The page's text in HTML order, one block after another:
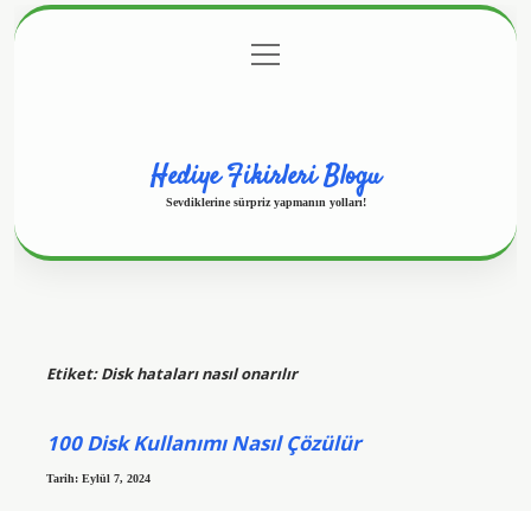
Gizlilik Politikası
menüyü
aç
Hediye Fikirleri Blogu
Sevdiklerine sürpriz yapmanın yolları!
Etiket:Disk hataları nasıl onarılır
100 Disk Kullanımı Nasıl Çözülür
Tarih: Eylül 7, 2024